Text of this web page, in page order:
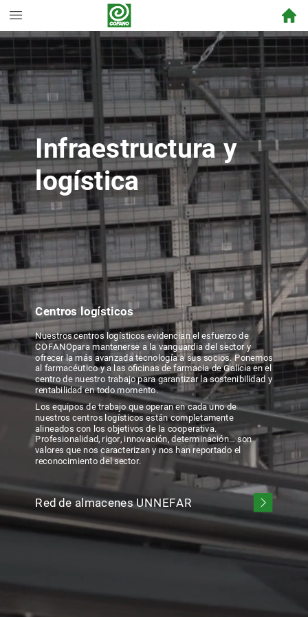
Infraestructura y
logística
Centros logísticos
Red de almacenes UNNEFAR
Nuestroscentros logísticos evidencian el esfuerzo de
COFANOpara mantenerse a la vanguardia del sector y
ofrecer la más avanzada tecnología a sus socios. Ponemos
al farmacéutico y a las oficinas de farmacia de Galiciaen el
centro de nuestro trabajo para garantizar la sostenibilidad y
rentabilidad en todo momento.
Los equipos de trabajo que operan en cada uno de
nuestros centros logísticos están completamente
alineados con los objetivos de la cooperativa.
Profesionalidad, rigor, innovación, determinación… son
valores que nos caracterizan y nos han reportado el
reconocimiento del sector.